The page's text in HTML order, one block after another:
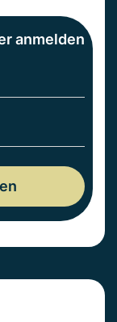
anmelden